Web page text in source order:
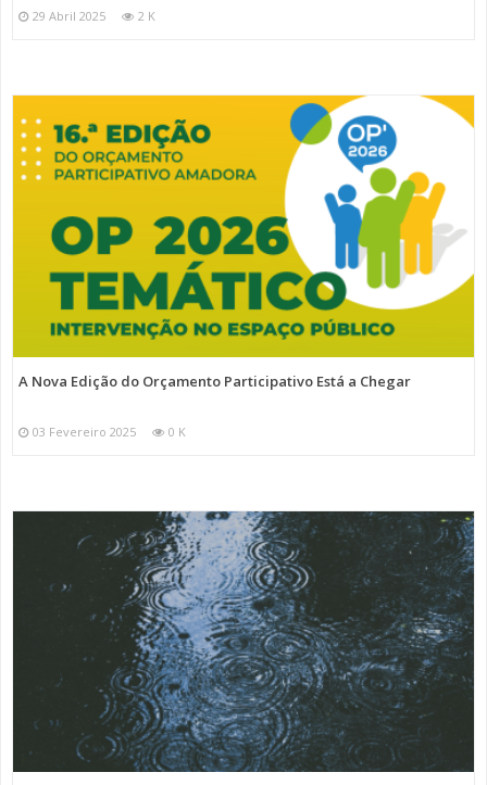
29 Abril 2025 2 K
A Nova Edição do Orçamento Participativo Está a Chegar
03 Fevereiro 2025 0 K